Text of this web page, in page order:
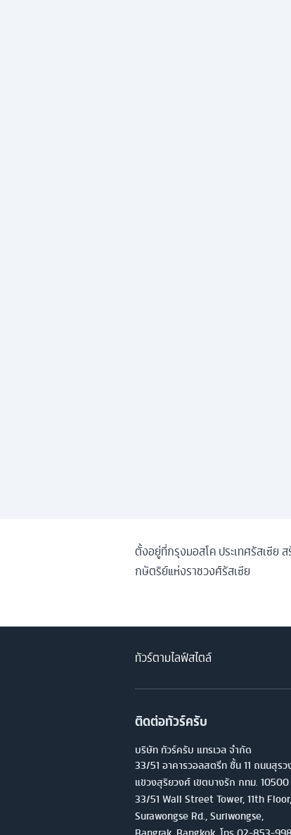
ตั้งอยู่ที่กรุงมอสโค ประเทศรัสเซีย
กษัตริย์แห่งราชวงศ์รัสเซีย
ทัวร์ตามไลฟ์สไตล์
ติดต่อทัวร์ครับ
บริษัท ทัวร์ครับ แทรเวล จำกัด
33/51 อาคารวอลสตรีท ชั้น 11 ถนนสุร
แขวงสุริยวงศ์ เขตบางรัก กทม. 10500
33/51 Wall Street Tower, 11th Floor,
Surawongse Rd., Suriwongse,